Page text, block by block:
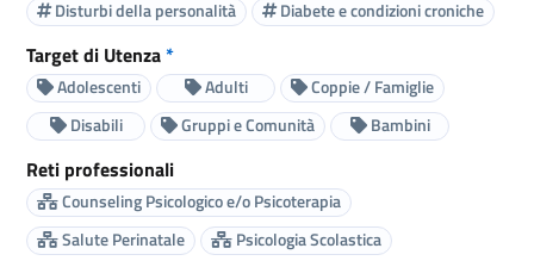
Disturbi della personalità
Diabete e condizioni croniche
Target di Utenza*
Adolescenti Adulti
Coppie / Famiglie
Disabili
Gruppi e Comunità Bambini
Reti professionali
Counseling Psicologico e/o Psicoterapia
Salute Perinatale
Psicologia Scolastica